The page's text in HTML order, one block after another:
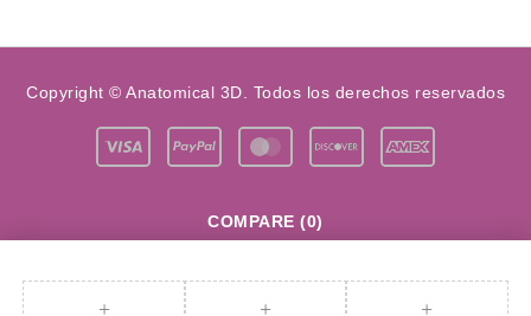
Copyright © Anatomical 3D. Todos los derechos reservados
COMPARE (0)